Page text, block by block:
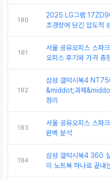
180
2025 LG그램
초경량에 담긴 압도적
181
서울 공유오피스 스파
오피스 후기와 가격 총
182
삼성 갤럭시북4
&middot;과제
정리
183
서울 공유오피스 스파
완벽 분석
184
삼성 갤럭시북4 360
이 노트북 하나로 끝내